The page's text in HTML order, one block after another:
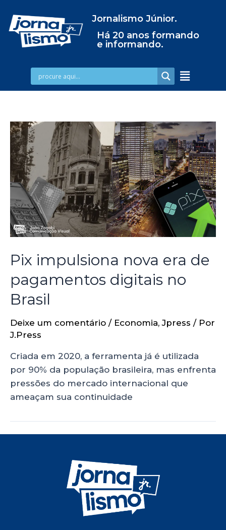
Jornalismo Júnior.
Há 20 anos formando
e informando.
Pix impulsiona nova era de
pagamentos digitais no
Brasil
Deixe um comentário / Economia,Jpress / Por
J.Press
Criada em 2020, a ferramenta já é utilizada
por 90% da população brasileira, mas enfrenta
pressões do mercado internacional que
ameaçam sua continuidade